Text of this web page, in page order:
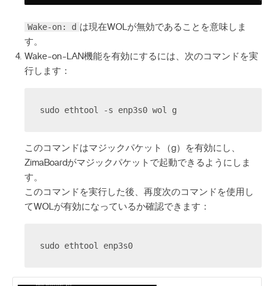
Wake-on: d は現在WOLが無効であることを意味しま
す。
Wake-on-LAN機能を有効にするには、次のコマンドを実
行します：
sudo ethtool -s enp3s0 wol g
このコマンドはマジックパケット（g）を有効にし、
ZimaBoardがマジックパケットで起動できるようにしま
す。
このコマンドを実行した後、再度次のコマンドを使用し
てWOLが有効になっているか確認できます：
sudo ethtool enp3s0